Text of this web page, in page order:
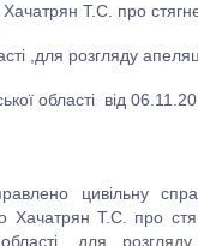
Т.С. про
,для розгляду
області від
цивільну
Хачатрян Т.С. про
області ,для